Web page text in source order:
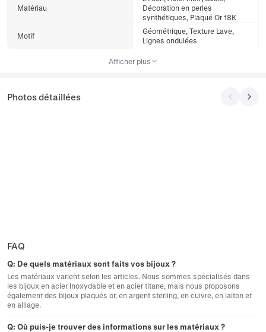
Matériau
Décoration en perles
synthétiques, Plaqué Or 18K
Motif
Géométrique, Texture Lave,
Lignes ondulées
Afficher plus
Photos détaillées
FAQ
Q: De quels matériaux sont faits vos bijoux ?
Les matériaux varient selon les articles. Nous sommes spécialisés dans
les bijoux en acier inoxydable et en acier titane, mais nous proposons
également des bijoux plaqués or, en argent sterling, en cuivre, en laiton et
en alliage.
Q: Où puis-je trouver des informations sur les matériaux ?